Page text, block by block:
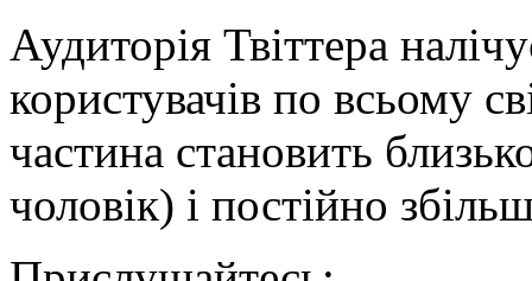
Аудиторія Твіттера
користувачів по всьому
частина становить
чоловік) і постійно